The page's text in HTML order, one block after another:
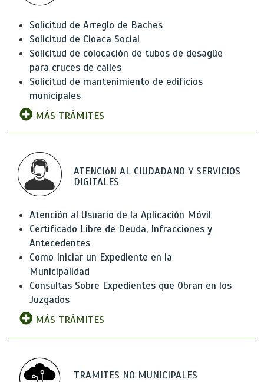
Solicitud de Arreglo de Baches
Solicitud de Cloaca Social
Solicitud de colocación de tubos de desagüe
para cruces de calles
Solicitud de mantenimiento de edificios
municipales
MÁS TRÁMITES
ATENCIóN AL CIUDADANO Y SERVICIOS
DIGITALES
Atención al Usuario de la Aplicación Móvil
Certificado Libre de Deuda, Infracciones y
Antecedentes
Como Iniciar un Expediente en la
Municipalidad
Consultas Sobre Expedientes que Obran en los
Juzgados
MÁS TRÁMITES
TRAMITES NO MUNICIPALES